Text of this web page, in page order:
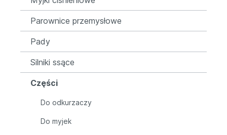
Parownice przemysłowe
Pady
Silniki ssące
Części
Do odkurzaczy
Do myjek